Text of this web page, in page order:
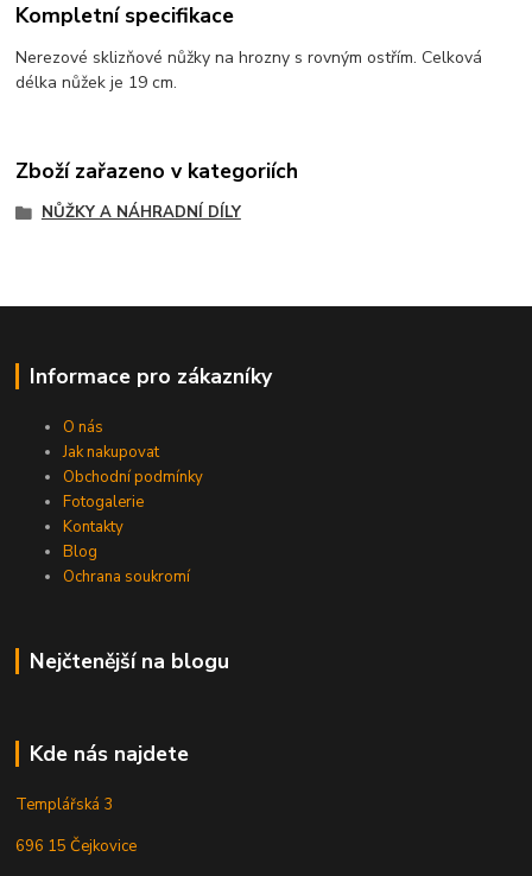
Kompletní specifikace
Nerezové sklizňové nůžky na hrozny s rovným ostřím. Celková
délka nůžek je 19 cm.
Zboží zařazeno v kategoriích
NŮŽKY A NÁHRADNÍ DÍLY
Informace pro zákazníky
O nás
Jak nakupovat
Obchodní podmínky
Fotogalerie
Kontakty
Blog
Ochrana soukromí
Nejčtenější na blogu
Kde nás najdete
Templářská 3
696 15 Čejkovice